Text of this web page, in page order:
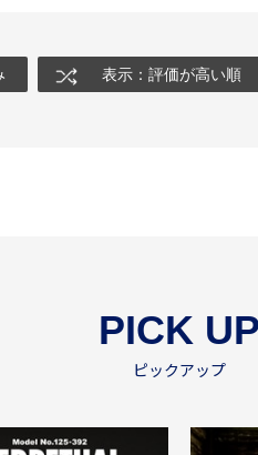
表示：評価が高い順
PICK UP
ピックアップ